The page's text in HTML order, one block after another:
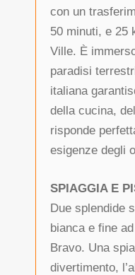
con un
50 minuti, e 25
Ville. È
paradisi
italiana
della cucina,
risponde
esigenze degli
SPIAGGIA E
Due splendide
bianca e fine
Bravo. Una
divertimento,